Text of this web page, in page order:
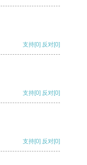
支持[0] 反对[0]
支持[0] 反对[0]
支持[0] 反对[0]